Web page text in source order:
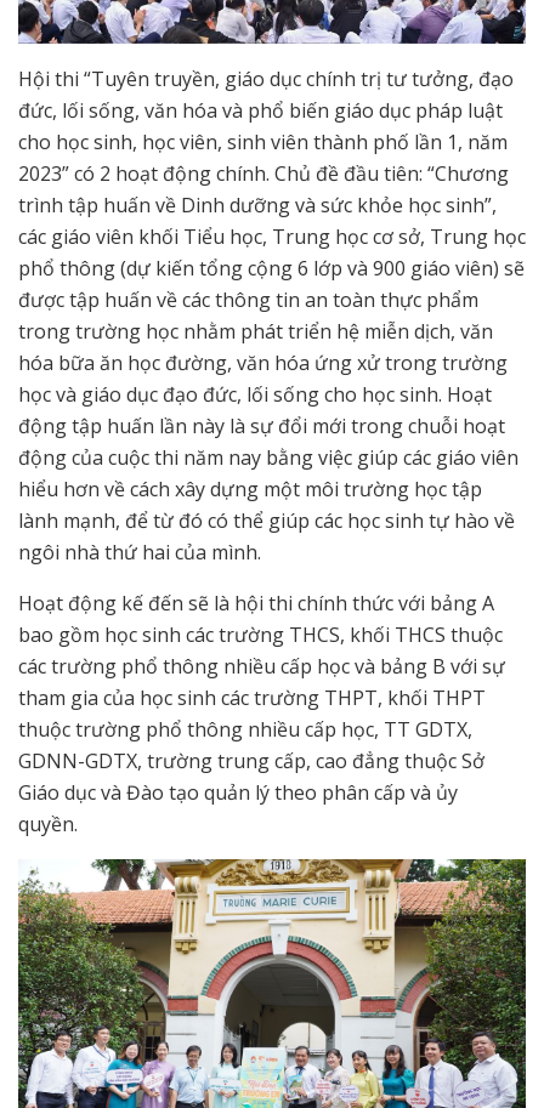
Hội thi “Tuyên truyền, giáo dục chính trị tư tưởng, đạo
đức, lối sống, văn hóa và phổ biến giáo dục pháp luật
cho học sinh, học viên, sinh viên thành phố lần 1, năm
2023” có 2 hoạt động chính. Chủ đề đầu tiên: “Chương
trình tập huấn về Dinh dưỡng và sức khỏe học sinh”,
các giáo viên khối Tiểu học, Trung học cơ sở, Trung học
phổ thông (dự kiến tổng cộng 6 lớp và 900 giáo viên) sẽ
được tập huấn về các thông tin an toàn thực phẩm
trong trường học nhằm phát triển hệ miễn dịch, văn
hóa bữa ăn học đường, văn hóa ứng xử trong trường
học và giáo dục đạo đức, lối sống cho học sinh. Hoạt
động tập huấn lần này là sự đổi mới trong chuỗi hoạt
động của cuộc thi năm nay bằng việc giúp các giáo viên
hiểu hơn về cách xây dựng một môi trường học tập
lành mạnh, để từ đó có thể giúp các học sinh tự hào về
ngôi nhà thứ hai của mình.
Hoạt động kế đến sẽ là hội thi chính thức với bảng A
bao gồm học sinh các trường THCS, khối THCS thuộc
các trường phổ thông nhiều cấp học và bảng B với sự
tham gia của học sinh các trường THPT, khối THPT
thuộc trường phổ thông nhiều cấp học, TT GDTX,
GDNN-GDTX, trường trung cấp, cao đẳng thuộc Sở
Giáo dục và Đào tạo quản lý theo phân cấp và ủy
quyền.